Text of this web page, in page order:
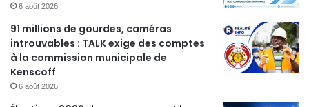
6 août 2026
91 millions de gourdes, caméras
introuvables : TALK exige des comptes
à la commission municipale de
Kenscoff
6 août 2026